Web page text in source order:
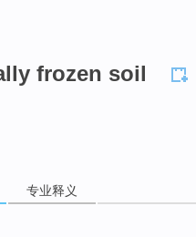
frozen soil
专业释义